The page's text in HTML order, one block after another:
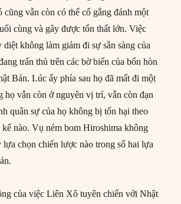
cũng vẫn còn có thể cố gắng đánh một
cùng và gây được tổn thất lớn. Việc
không làm giảm đi sự sẵn sàng của
trấn thủ trên các bờ biển của bốn hòn
Bản. Lúc ấy phía sau họ đã mất đi một
họ vẫn còn ở nguyên vị trí, vẫn còn đạn
quân sự của họ không bị tổn hại theo
kể nào. Vụ ném bom Hiroshima không
lựa chọn chiến lược nào trong số hai lựa
của việc Liên Xô tuyên chiến với Nhật